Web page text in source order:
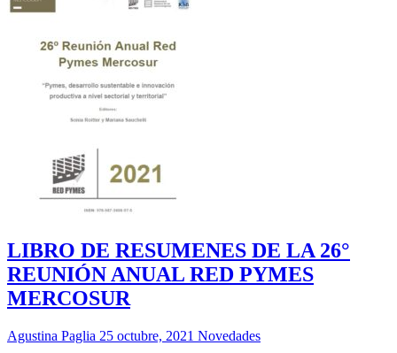
LIBRO DE RESUMENES DE LA 26°
REUNIÓN ANUAL RED PYMES
MERCOSUR
Agustina Paglia 25 octubre, 2021 Novedades